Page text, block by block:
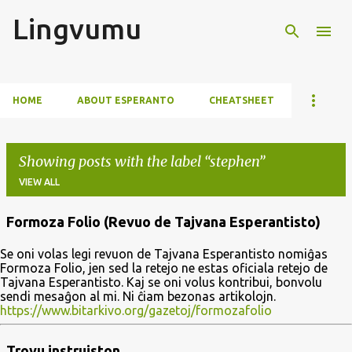
Lingvumu
HOME ABOUT ESPERANTO CHEATSHEET
Showing posts with the label stephen
VIEW ALL
o
s
t
s
Formoza Folio (Revuo de Tajvana Esperantisto)
Se oni volas legi revuon de Tajvana Esperantisto nomiĝas
Formoza Folio, jen sed la retejo ne estas oficiala retejo de
Tajvana Esperantisto. Kaj se oni volus kontribui, bonvolu
sendi mesaĝon al mi. Ni ĉiam bezonas artikolojn.
https://www.bitarkivo.org/gazetoj/formozafolio